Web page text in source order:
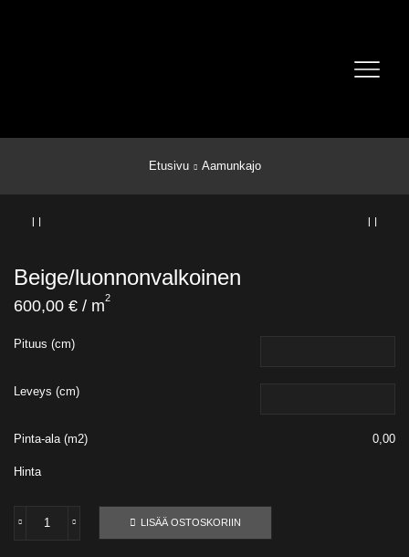
Etusivu Aamunkajo
Beige/luonnonvalkoinen
600,00 € / m2
Pituus (cm)
Leveys (cm)
Pinta-ala (m2) 0,00
Hinta
Beige/luonnonvalkoinenLISÄÄ OSTOSKORIIN